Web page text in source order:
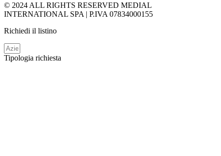
© 2024 ALL RIGHTS RESERVED MEDIAL
INTERNATIONAL SPA | P.IVA 07834000155
Richiedi il listino
Tipologia richiesta